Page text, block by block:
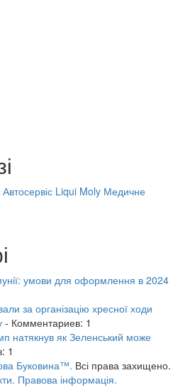
Автосервіс Liqui Moly Медичне
умови для оформлення в 2024
за організацію хресної ходи
- Комментариев: 1
натякнув як Зеленський може
1
Буковина™. Всі права захищено.
Правова інформація.